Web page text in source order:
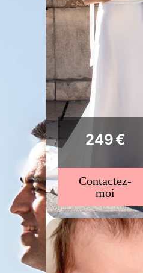
249 €
Contactez-
moi